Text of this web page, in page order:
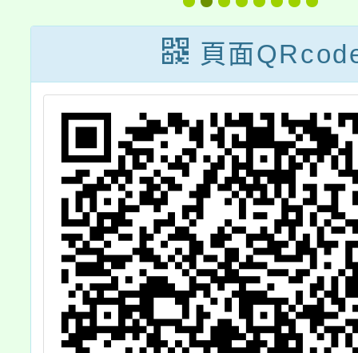
頁面